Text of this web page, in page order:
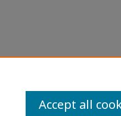
Accept all